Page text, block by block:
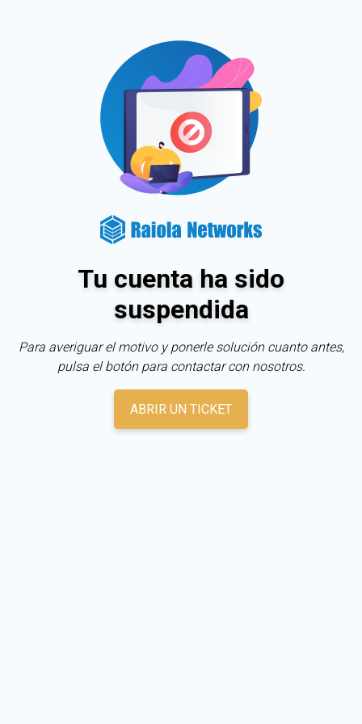
Tu cuenta ha sido
suspendida
Para averiguar el motivo y ponerle solución cuanto antes,
pulsa el botón para contactar con nosotros.
ABRIR UN TICKET